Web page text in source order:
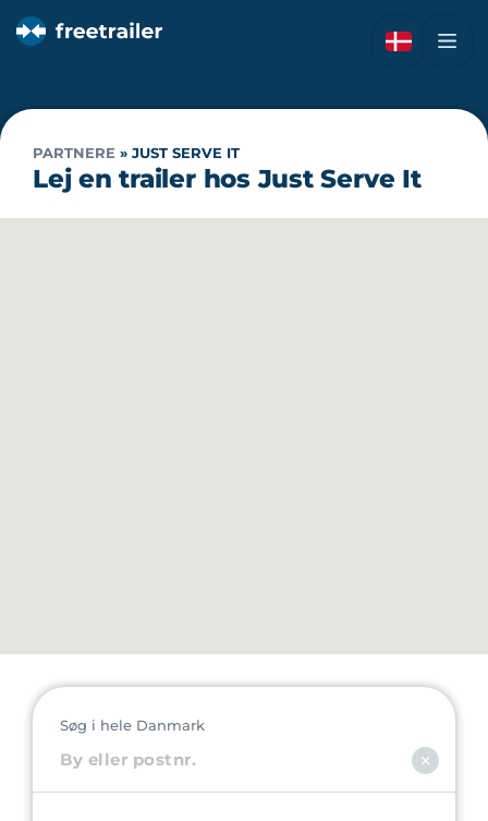
PARTNERE » JUST SERVE IT
Lej en trailer hos Just Serve It
Søg i hele Danmark